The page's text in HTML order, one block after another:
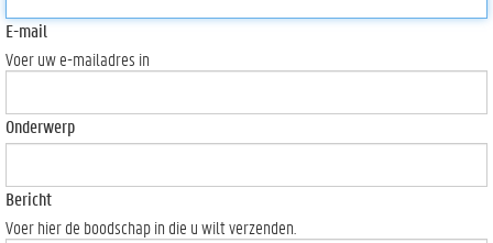
E-mail
Voer uw e-mailadres in
Onderwerp
Bericht
Voer hier de boodschap in die u wilt verzenden.